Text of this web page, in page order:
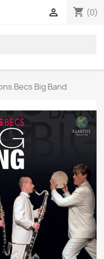
shopping_cart (0)

Becs Big Band